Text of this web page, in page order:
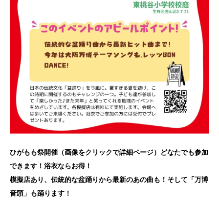
ひがもも祭開催（画像をクリックで詳細ページ）どなたでも参加
できます！浴衣ならお得！
模擬店あり、伝統的な盆踊りから最新のあの曲も！そして「万博
音頭」も踊ります！